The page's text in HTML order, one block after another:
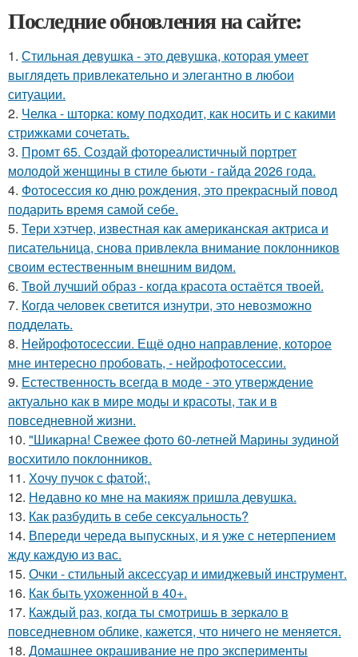
Последние обновления на сайте:
1. Стильная девушка - это девушка, которая умеет
выглядеть привлекательно и элегантно в любои
ситуации.
2. Челка - шторка: кому подходит, как носить и с какими
стрижками сочетать.
3. Промт 65. Создай фотореалистичный портрет
молодой женщины в стиле бьюти - гайда 2026 года.
4. Фотосессия ко дню рождения, это прекрасный повод
подарить время самой себе.
5. Тери хэтчер, известная как американская актриса и
писательница, снова привлекла внимание поклонников
своим естественным внешним видом.
6. Твой лучший образ - когда красота остаётся твоей.
7. Когда человек светится изнутри, это невозможно
подделать.
8. Нейрофотосессии. Ещё одно направление, которое
мне интересно пробовать, - нейрофотосессии.
9. Естественность всегда в моде - это утверждение
актуально как в мире моды и красоты, так и в
повседневной жизни.
10. "Шикарна! Свежее фото 60-летней Марины зудиной
восхитило поклонников.
11. Хочу пучок с фатой;.
12. Недавно ко мне на макияж пришла девушка.
13. Как разбудить в себе сексуальность?
14. Впереди череда выпускных, и я уже с нетерпением
жду каждую из вас.
15. Очки - стильный аксессуар и имиджевый инструмент.
16. Как быть ухоженной в 40+.
17. Каждый раз, когда ты смотришь в зеркало в
повседневном облике, кажется, что ничего не меняется.
18. Домашнее окрашивание не про эксперименты